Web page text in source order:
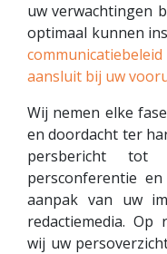
uw verwachtingen
optimaal kunnen
aansluit bij uw
Wij nemen elke
en doordacht ter
persbericht
persconferentie
aanpak van uw
redactiemedia. Op
wij uw